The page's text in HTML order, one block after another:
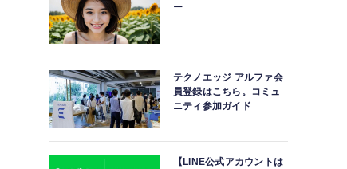
ー
テクノエッジ アルファ会
員登録はこちら。コミュ
ニティ参加ガイド
【LINE公式アカウントは